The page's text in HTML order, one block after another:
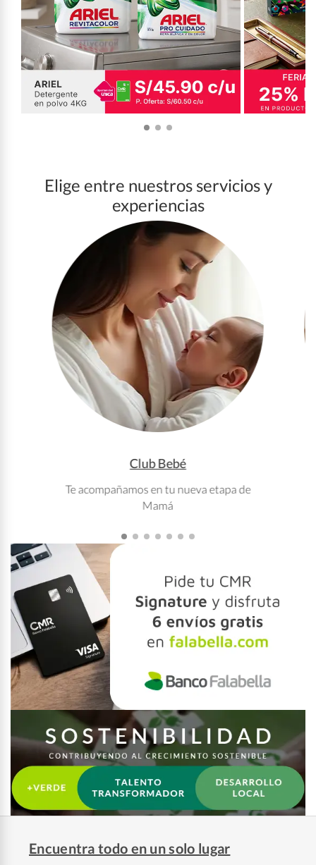
Elige entre nuestros servicios y
experiencias
Club Bebé
Te acompañamos en tu nueva etapa de
Mamá
Encuentra todo en un solo lugar